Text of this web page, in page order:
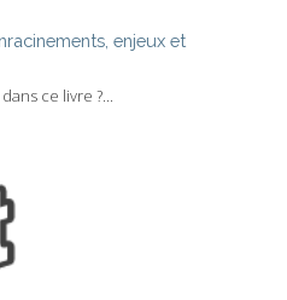
enjeux et
ce livre ?...